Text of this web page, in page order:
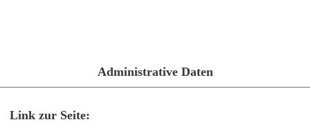
Administrative Daten
Link zur Seite: